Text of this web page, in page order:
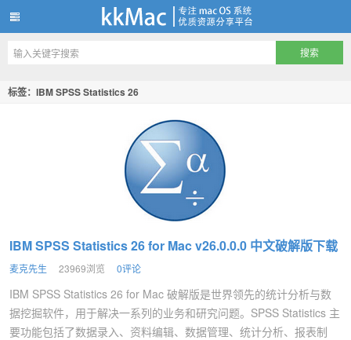
kkMac
标签：IBM SPSS Statistics 26
IBM SPSS Statistics 26 for Mac v26.0.0.0 中文破解版下载
麦克先生 23969浏览 0评论
IBM SPSS Statistics 26 for Mac 破解版是世界领先的统计分析与数
据挖掘软件，用于解决一系列的业务和研究问题。SPSS Statistics 主
要功能包括了数据录入、资料编辑、数据管理、统计分析、报表制